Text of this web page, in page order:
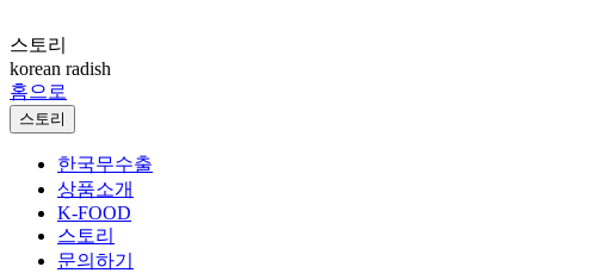
스토리
korean radish
홈으로
스토리
한국무수출
상품소개
K-FOOD
스토리
문의하기